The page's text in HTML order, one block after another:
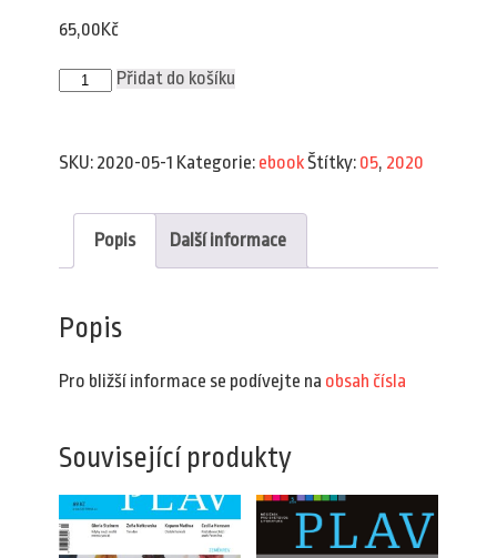
65,00Kč
Plav
5/2020
Přidat do košíku
SKU: 2020-05-1 Kategorie: ebookŠtítky: 05, 2020
Popis Další informace
Popis
Pro bližší informace se podívejte na obsah čísla
Související produkty